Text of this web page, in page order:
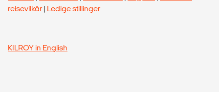
reisevilkår | Ledige stillinger
KILROY in English